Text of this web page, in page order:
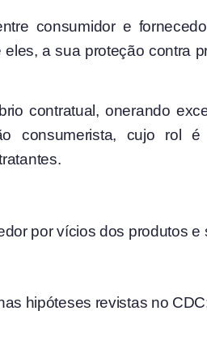
consumidor e
a sua proteção contra
contratual, onerando
consumerista, cujo rol é
por vícios dos produtos e
hipóteses revistas no